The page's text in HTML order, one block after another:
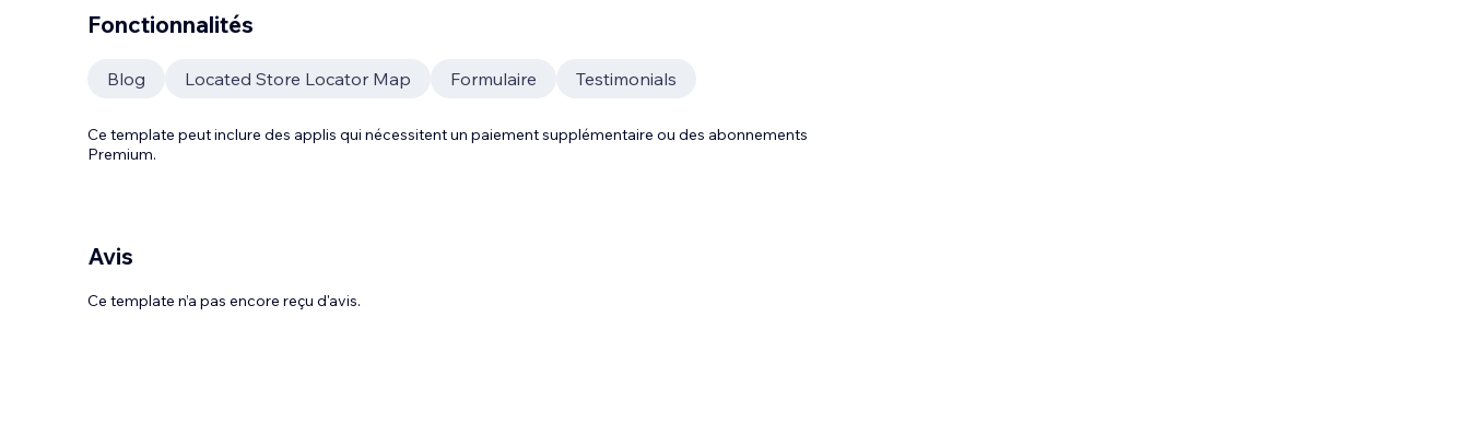
Fonctionnalités
Blog Located Store Locator Map Formulaire Testimonials
Ce template peut inclure des applis qui nécessitent un paiement supplémentaire ou des abonnements
Premium.
Avis
Ce template n’a pas encore reçu d'avis.